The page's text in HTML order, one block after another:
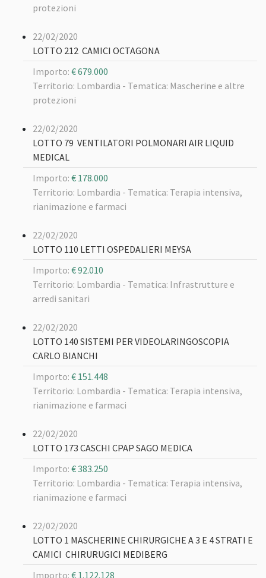
protezioni
22/02/2020
LOTTO 212 CAMICI OCTAGONA
Importo: € 679.000
Territorio: Lombardia - Tematica: Mascherine e altre
protezioni
22/02/2020
LOTTO 79 VENTILATORI POLMONARI AIR LIQUID
MEDICAL
Importo: € 178.000
Territorio: Lombardia - Tematica: Terapia intensiva,
rianimazione e farmaci
22/02/2020
LOTTO 110 LETTI OSPEDALIERI MEYSA
Importo: € 92.010
Territorio: Lombardia - Tematica: Infrastrutture e
arredi sanitari
22/02/2020
LOTTO 140 SISTEMI PER VIDEOLARINGOSCOPIA
CARLO BIANCHI
Importo: € 151.448
Territorio: Lombardia - Tematica: Terapia intensiva,
rianimazione e farmaci
22/02/2020
LOTTO 173 CASCHI CPAP SAGO MEDICA
Importo: € 383.250
Territorio: Lombardia - Tematica: Terapia intensiva,
rianimazione e farmaci
22/02/2020
LOTTO 1 MASCHERINE CHIRURGICHE A 3 E 4 STRATI E
CAMICI CHIRURUGICI MEDIBERG
Importo: € 1.122.128